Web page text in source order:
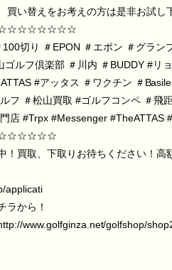
買い替えをお考えの方は是非お試し
100切り ＃EPON ＃エポン ＃グラン
ゴルフ倶楽部 ＃川内 ＃BUDDY #リ
#アッタス ＃ワクチン ＃
フ ＃松山買取 #ゴルフコンペ ＃飛
店 #Trpx #Messenger #TheATTAS
！買取、下取りお待ちください！高
applicati
ラから！
www.golfginza.net/golfshop/